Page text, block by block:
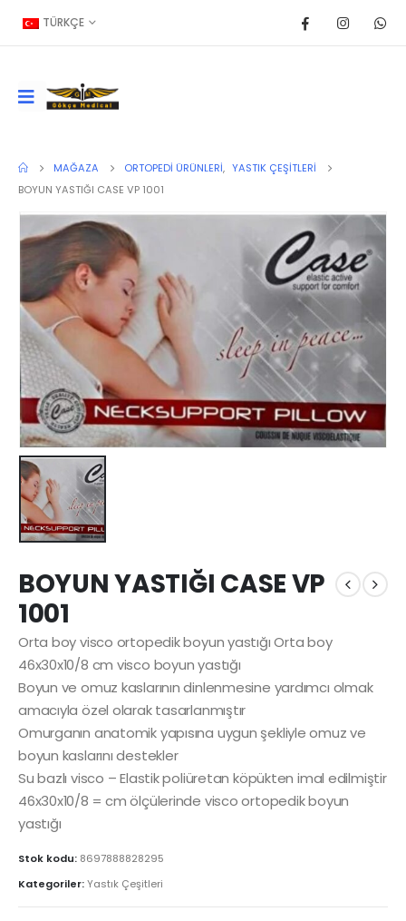
TÜRKÇE
MAĞAZA ORTOPEDI ÜRÜNLERI, YASTIK ÇEŞITLERI
BOYUN YASTIĞI CASE VP 1001
BOYUN YASTIĞI CASE VP
1001
Orta boy visco ortopedik boyun yastığı Orta boy
46x30x10/8 cm visco boyun yastığı
Boyun ve omuz kaslarının dinlenmesine yardımcı olmak
amacıyla özel olarak tasarlanmıştır
Omurganın anatomik yapısına uygun şekliyle omuz ve
boyun kaslarını destekler
Su bazlı visco – Elastik poliüretan köpükten imal edilmiştir
46x30x10/8 = cm ölçülerinde visco ortopedik boyun
yastığı
Stok kodu: 8697888828295
Kategoriler:Yastık Çeşitleri